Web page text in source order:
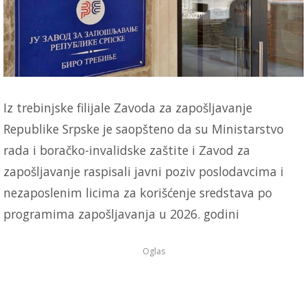
Iz trebinjske filijale Zavoda za zapošljavanje
Republike Srpske je saopšteno da su Ministarstvo
rada i boračko-invalidske zaštite i Zavod za
zapošljavanje raspisali javni poziv poslodavcima i
nezaposlenim licima za korišćenje sredstava po
programima zapošljavanja u 2026. godini
Oglas